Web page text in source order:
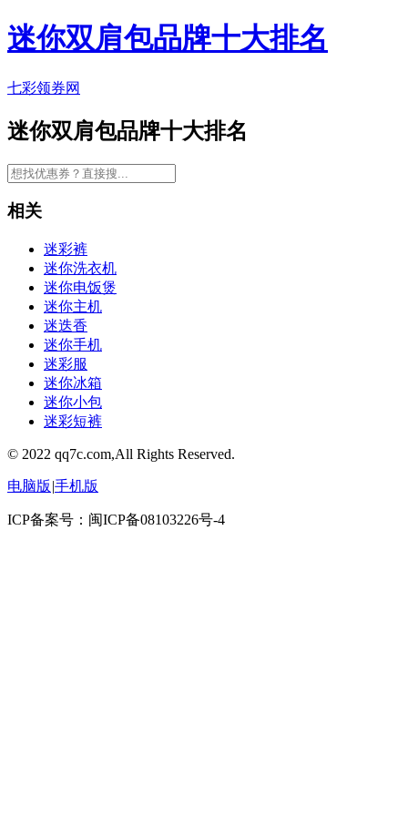
迷你双肩包品牌十大排名
七彩领券网
迷你双肩包品牌十大排名
相关
迷彩裤
迷你洗衣机
迷你电饭煲
迷你主机
迷迭香
迷你手机
迷彩服
迷你冰箱
迷你小包
迷彩短裤
© 2022 qq7c.com,All Rights Reserved.
电脑版 |手机版
ICP备案号：闽ICP备08103226号-4